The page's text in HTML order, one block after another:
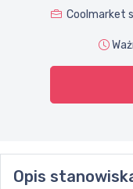
Coolmarket
Opis